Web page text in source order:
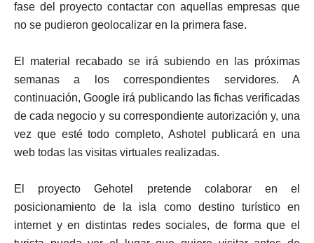
fase del proyecto contactar con aquellas empresas que
no se pudieron geolocalizar en la primera fase.
El material recabado se irá subiendo en las próximas
semanas a los correspondientes servidores. A
continuación, Google irá publicando las fichas verificadas
de cada negocio y su correspondiente autorización y, una
vez que esté todo completo, Ashotel publicará en una
web todas las visitas virtuales realizadas.
El proyecto Gehotel pretende colaborar en el
posicionamiento de la isla como destino turístico en
internet y en distintas redes sociales, de forma que el